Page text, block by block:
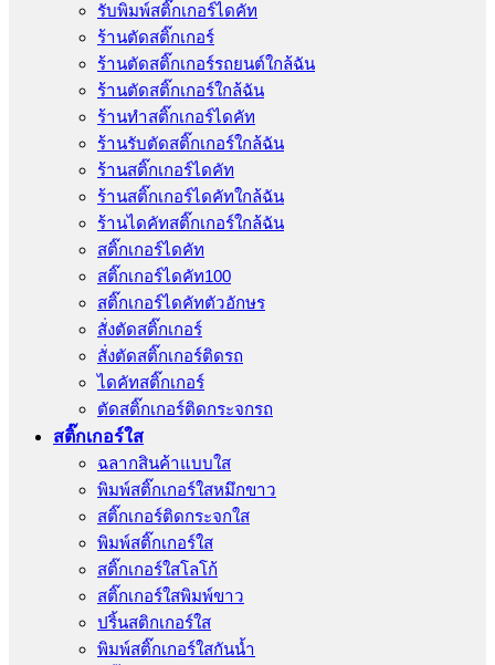
รับพิมพ์สติ๊กเกอร์ไดคัท
ร้านตัดสติ๊กเกอร์
ร้านตัดสติ๊กเกอร์รถยนต์ใกล้ฉัน
ร้านตัดสติ๊กเกอร์ใกล้ฉัน
ร้านทําสติ๊กเกอร์ไดคัท
ร้านรับตัดสติ๊กเกอร์ใกล้ฉัน
ร้านสติ๊กเกอร์ไดคัท
ร้านสติ๊กเกอร์ไดคัทใกล้ฉัน
ร้านไดคัทสติ๊กเกอร์ใกล้ฉัน
สติ๊กเกอร์ไดคัท
สติ๊กเกอร์ไดคัท100
สติ๊กเกอร์ไดคัทตัวอักษร
สั่งตัดสติ๊กเกอร์
สั่งตัดสติ๊กเกอร์ติดรถ
ไดคัทสติ๊กเกอร์
ตัดสติ๊กเกอร์ติดกระจกรถ
สติ๊กเกอร์ใส
ฉลากสินค้าแบบใส
พิมพ์สติ๊กเกอร์ใสหมึกขาว
สติ๊กเกอร์ติดกระจกใส
พิมพ์สติ๊กเกอร์ใส
สติ๊กเกอร์ใสโลโก้
สติ๊กเกอร์ใสพิมพ์ขาว
ปริ้นสติกเกอร์ใส
พิมพ์สติ๊กเกอร์ใสกันน้ำ